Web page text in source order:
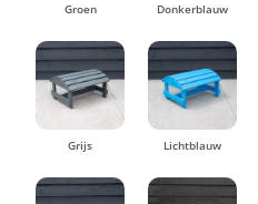
Groen Donkerblauw
Grijs Lichtblauw